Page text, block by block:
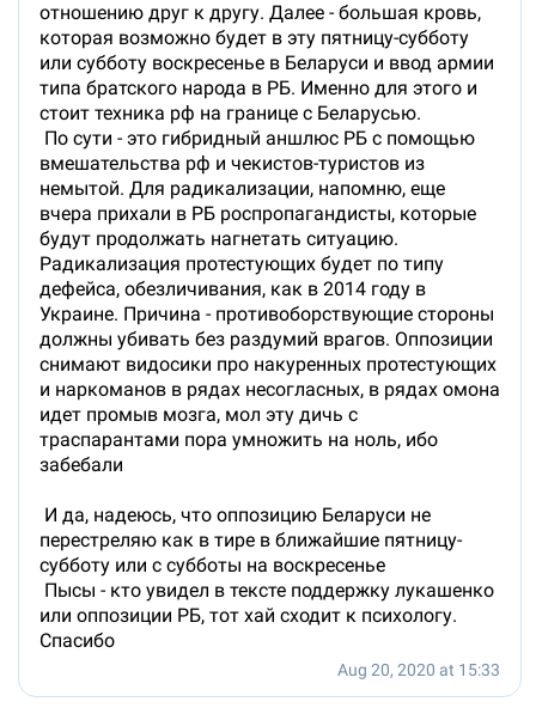
отношению друг к другу. Далее - большая кровь,
которая возможно будет в эту пятницу-субботу
или субботу воскресенье в Беларуси и ввод армии
типа братского народа в РБ. Именно для этого и
стоит техника рф на границе с Беларусью.
По сути - это гибридный аншлюс РБ с помощью
вмешательства рф и чекистов-туристов из
немытой. Для радикализации, напомню, еще
вчера прихали в РБ роспропагандисты, которые
будут продолжать нагнетать ситуацию.
Радикализация протестующих будет по типу
дефейса, обезличивания, как в 2014 году в
Украине. Причина - противоборствующие стороны
должны убивать без раздумий врагов. Оппозиции
снимают видосики про накуренных протестующих
и наркоманов в рядах несогласных, в рядах омона
идет промыв мозга, мол эту дичь с
траспарантами пора умножить на ноль, ибо
забебали
И да, надеюсь, что оппозицию Беларуси не
перестреляю как в тире в ближайшие пятницу-
субботу или с субботы на воскресенье
Пысы - кто увидел в тексте поддержку лукашенко
или оппозиции РБ, тот хай сходит к психологу.
Спасибо
Aug 20, 2020 at 15:33